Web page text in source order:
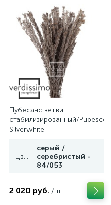
Пубесанс ветви
стабилизированный/Pubescens
Silverwhite
Цвет
серый /
серебристый -
84/053
2 020 руб. /шт